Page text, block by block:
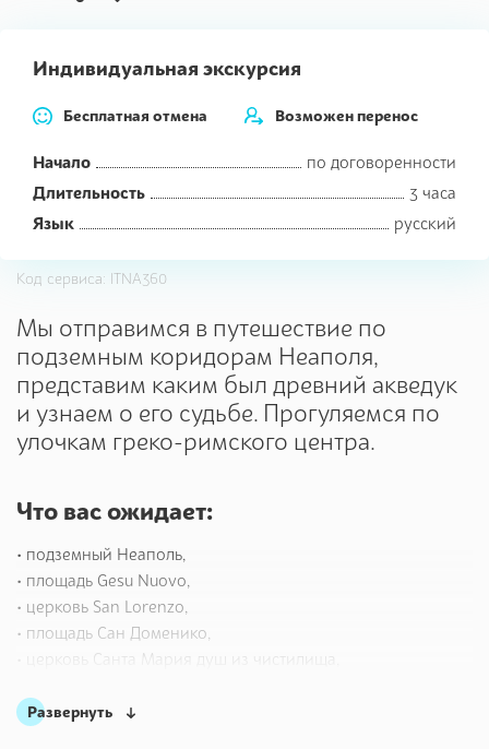
Индивидуальная экскурсия
Бесплатная отмена Возможен перенос
Начало
по договоренности
Длительность
3 часа
Язык
русский
Код сервиса: ITNA360
Мы отправимся в путешествие по
подземным коридорам Неаполя,
представим каким был древний акведук
и узнаем о его судьбе. Прогуляемся по
улочкам греко-римского центра.
Что вас ожидает:
• подземный Неаполь,
• площадь Gesu Nuovo,
• церковь San Lorenzo,
• площадь Сан Доменико,
• церковь Санта Мария душ из чистилища,
• Спакканаполи.
Развернуть